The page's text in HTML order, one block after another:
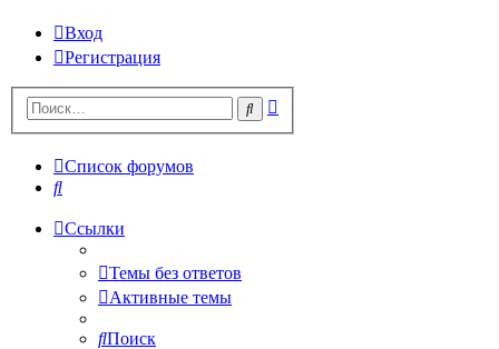
Вход
Регистрация
Поиск
Список форумов
Поиск
Ссылки
Темы без ответов
Активные темы
Поиск